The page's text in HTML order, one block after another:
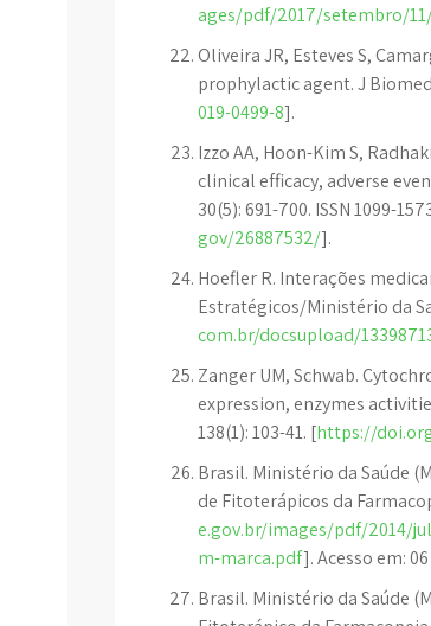
ages/pdf/2017/setembro/
Oliveira JR, Esteves S,
prophylactic agent. J Biomed
019-0499-8].
Izzo AA, Hoon-Kim S,
clinical efficacy, adverse
30(5): 691-700. ISSN 1099-
gov/26887532/].
Hoefler R. Interações
Estratégicos/Ministério da
com.br/docsupload/
Zanger UM, Schwab.
expression, enzymes
138(1): 103-41. [https://
Brasil. Ministério da Saúde
de Fitoterápicos da
e.gov.br/images/pdf/2014/
m-marca.pdf]. Acesso em:
Brasil. Ministério da Saúde